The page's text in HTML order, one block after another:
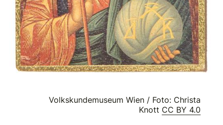
Volkskundemuseum Wien / Foto: Christa
Knott CC BY 4.0